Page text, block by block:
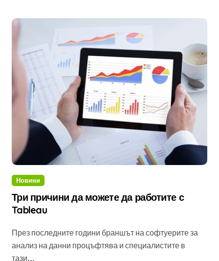
Новини
Три причини да можете да работите с
Tableau
През последните години браншът на софтуерите за
анализ на данни процъфтява и специалистите в
тази...